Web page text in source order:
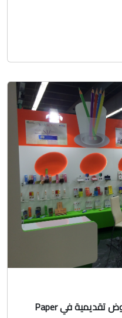
قدم 1641 عارضًا من 61 دولة عروض تقديمية في Paper